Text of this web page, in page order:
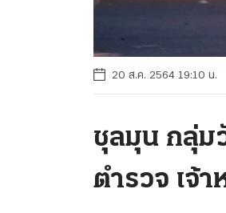
20 ส.ค. 2564 19:10 น.
ชุลมุน กลุ่ม
ตำรวจ เจ้